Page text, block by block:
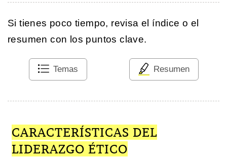
Si tienes poco tiempo, revisa el índice o el
resumen con los puntos clave.
Temas Resumen
CARACTERÍSTICAS DEL
LIDERAZGO ÉTICO